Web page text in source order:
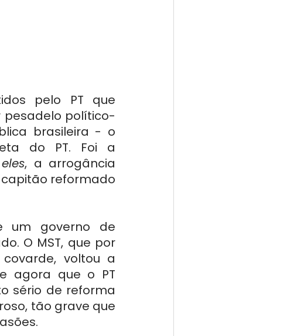
pelo PT que
pesadelo político-
brasileira - o
do PT. Foi a
, a arrogância
reformado
um governo de
O MST, que por
voltou a
agora que o PT
sério de reforma
tão grave que